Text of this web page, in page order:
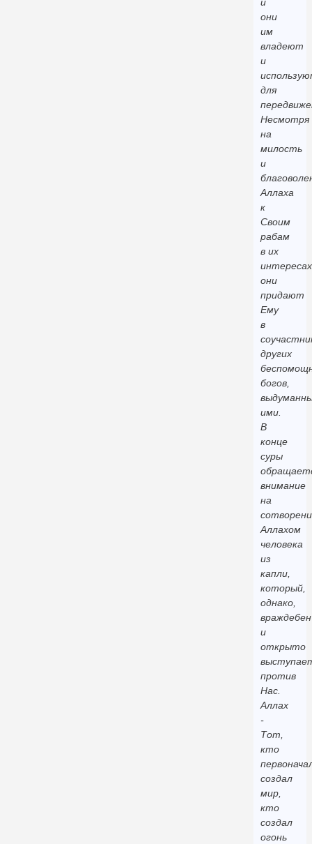
и
они
им
владеют
и
для
Несмотря
на
милость
и
Аллаха
к
Своим
рабам
в их
они
придают
Ему
в
других
богов,
ими.
В
конце
суры
внимание
на
Аллахом
человека
из
капли,
который,
однако,
враждебен
и
открыто
против
Нас.
Аллах
-
Тот,
кто
создал
мир,
кто
создал
огонь